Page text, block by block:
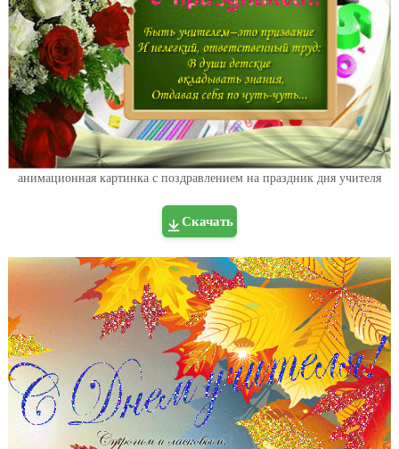
анимационная картинка с поздравлением на праздник дня учителя
Скачать